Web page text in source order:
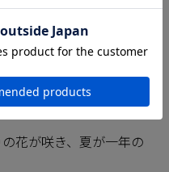
ドシャツや 高級ブラン
る縫製方法です。
、色とりどりの花や
花が咲き、夏が一年の